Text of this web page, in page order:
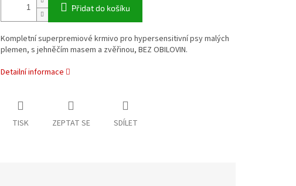
Přidat do košíku
Kompletní superpremiové krmivo pro hypersensitivní psy malých
plemen, s jehněčím masem a zvěřinou, BEZ OBILOVIN.
Detailní informace
TISK ZEPTAT SE SDÍLET